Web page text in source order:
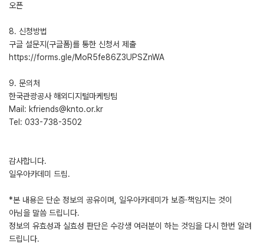
오픈
8. 신청방법
구글 설문지(구글폼)를 통한 신청서 제출
https://forms.gle/MoR5fe86Z3UPSZnWA
9. 문의처
한국관광공사 해외디지털마케팅팀
Mail: kfriends@knto.or.kr
Tel: 033-738-3502
감사합니다.
일우아카데미 드림.
*본 내용은 단순 정보의 공유이며, 일우아카데미가 보증·책임지는 것이
아님을 말씀 드립니다.
정보의 유효성과 실효성 판단은 수강생 여러분이 하는 것임을 다시 한번 알려
드립니다.